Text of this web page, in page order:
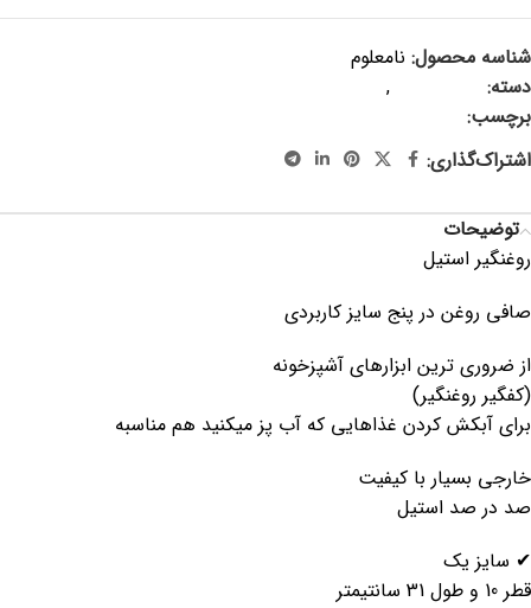
شناسه محصول: نامعلوم
دسته:
,
برچسب:
اشتراک‌گذاری:
توضیحات
روغنگیر استیل
صافی روغن در پنج سایز کاربردی
از ضروری ترین ابزارهای آشپزخونه
(کفگیر روغنگیر)
برای آبکش کردن غذاهایی که آب پز میکنید هم مناسبه
خارجی بسیار با کیفیت
صد در صد استیل
✔ سایز یک
قطر 10 و طول 31 سانتیمتر